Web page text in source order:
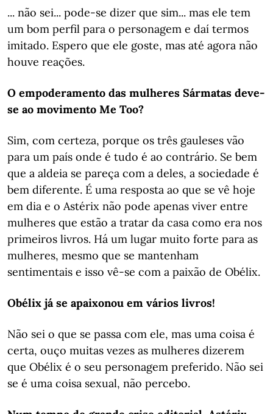
... não sei... pode-se dizer que sim... mas ele tem
um bom perfil para o personagem e daí termos
imitado. Espero que ele goste, mas até agora não
houve reações.
O empoderamento das mulheres Sármatas deve-
se ao movimento Me Too?
Sim, com certeza, porque os três gauleses vão
para um país onde é tudo é ao contrário. Se bem
que a aldeia se pareça com a deles, a sociedade é
bem diferente. É uma resposta ao que se vê hoje
em dia e o Astérix não pode apenas viver entre
mulheres que estão a tratar da casa como era nos
primeiros livros. Há um lugar muito forte para as
mulheres, mesmo que se mantenham
sentimentais e isso vê-se com a paixão de Obélix.
Obélix já se apaixonou em vários livros!
Não sei o que se passa com ele, mas uma coisa é
certa, ouço muitas vezes as mulheres dizerem
que Obélix é o seu personagem preferido. Não sei
se é uma coisa sexual, não percebo.